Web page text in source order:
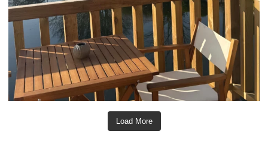
Load More